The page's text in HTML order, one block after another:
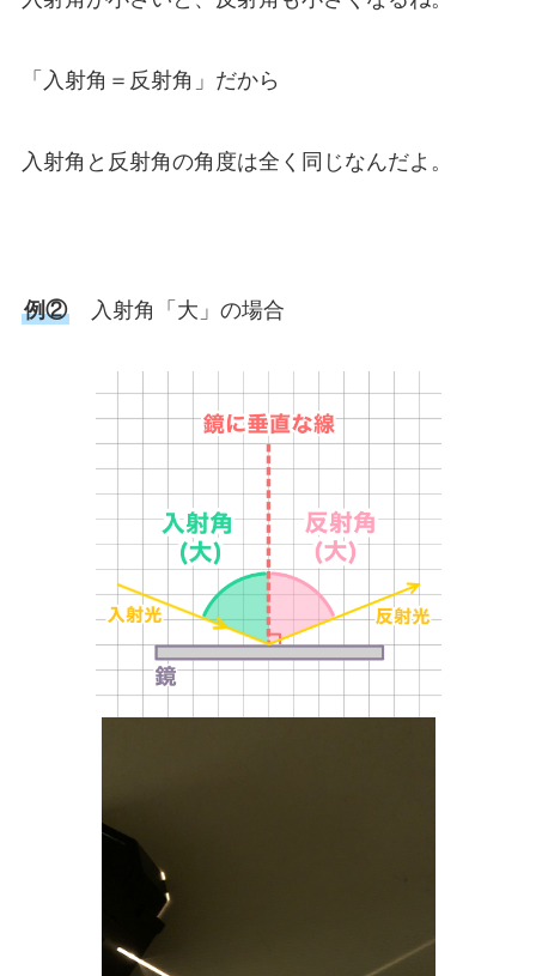
「入射角＝反射角」だから
入射角と反射角の角度は全く同じなんだよ。
例②入射角「大」の場合